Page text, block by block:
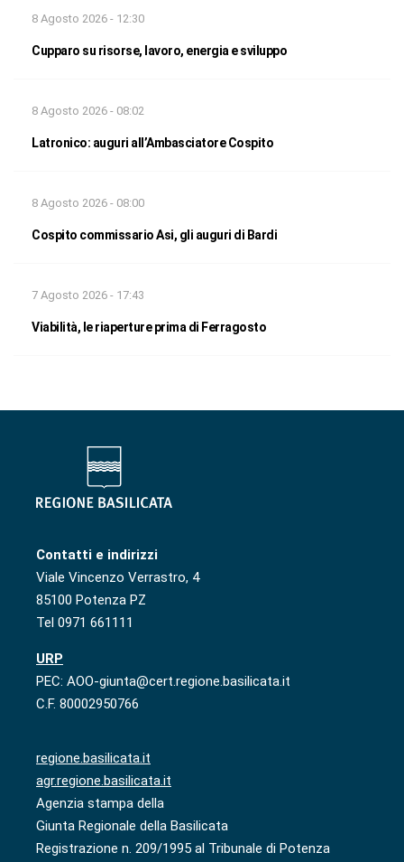
8 Agosto 2026 - 12:30
Cupparo su risorse, lavoro, energia e sviluppo
8 Agosto 2026 - 08:02
Latronico: auguri all’Ambasciatore Cospito
8 Agosto 2026 - 08:00
Cospito commissario Asi, gli auguri di Bardi
7 Agosto 2026 - 17:43
Viabilità, le riaperture prima di Ferragosto
Contatti e indirizzi
Viale Vincenzo Verrastro, 4
85100 Potenza PZ
Tel 0971 661111
URP
PEC: AOO-giunta@cert.regione.basilicata.it
C.F. 80002950766
regione.basilicata.it
agr.regione.basilicata.it
Agenzia stampa della
Giunta Regionale della Basilicata
Registrazione n. 209/1995 al Tribunale di Potenza